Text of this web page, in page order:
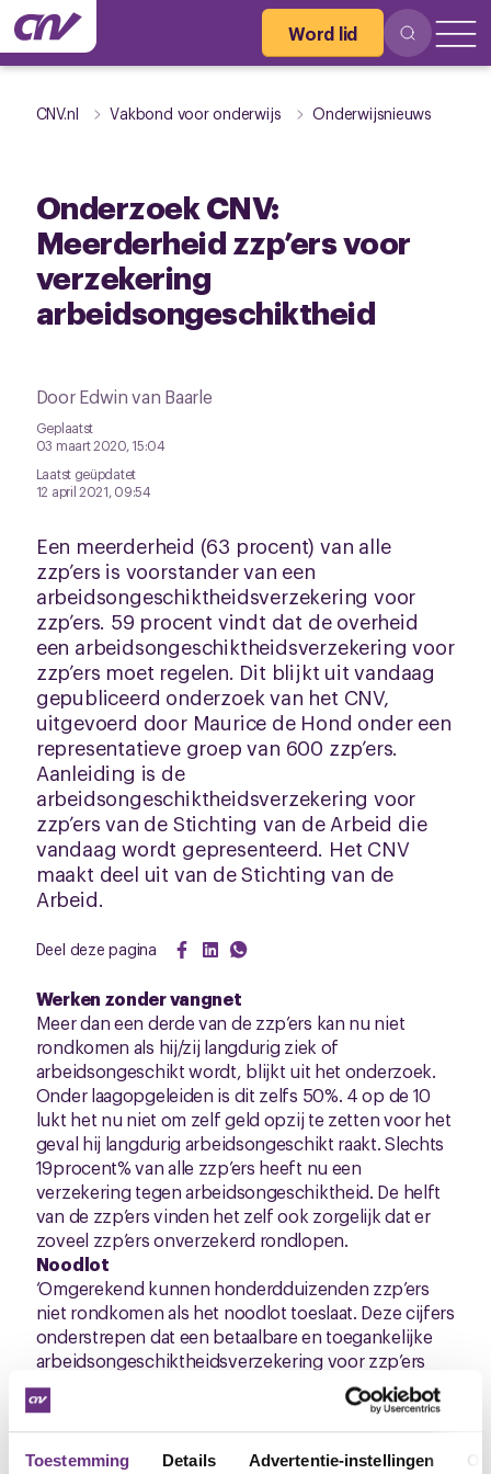
Toestemming Details Advertentie-instellingen
Word lid
CNV.nl Vakbond voor onderwijs Onderwijsnieuws
Onderzoek CNV:
Meerderheid zzp’ers voor
verzekering
arbeidsongeschiktheid
Door Edwin van Baarle
Geplaatst
03 maart 2020, 15:04
Laatst geüpdatet
12 april 2021, 09:54
Een meerderheid (63 procent) van alle
zzp’ers is voorstander van een
arbeidsongeschiktheidsverzekering voor
zzp’ers. 59 procent vindt dat de overheid
een arbeidsongeschiktheidsverzekering voor
zzp’ers moet regelen. Dit blijkt uit vandaag
gepubliceerd onderzoek van het CNV,
uitgevoerd door Maurice de Hond onder een
representatieve groep van 600 zzp’ers.
Aanleiding is de
arbeidsongeschiktheidsverzekering voor
zzp’ers van de Stichting van de Arbeid die
vandaag wordt gepresenteerd. Het CNV
maakt deel uit van de Stichting van de
Arbeid.
Deel deze pagina
Werken zonder vangnet
Meer dan een derde van de zzp’ers kan nu niet
rondkomen als hij/zij langdurig ziek of
arbeidsongeschikt wordt, blijkt uit het onderzoek.
Onder laagopgeleiden is dit zelfs 50%. 4 op de 10
lukt het nu niet om zelf geld opzij te zetten voor het
geval hij langdurig arbeidsongeschikt raakt. Slechts
19procent% van alle zzp’ers heeft nu een
verzekering tegen arbeidsongeschiktheid. De helft
van de zzp’ers vinden het zelf ook zorgelijk dat er
zoveel zzp’ers onverzekerd rondlopen.
Noodlot
‘Omgerekend kunnen honderdduizenden zzp’ers
niet rondkomen als het noodlot toeslaat. Deze cijfers
onderstrepen dat een betaalbare en toegankelijke
arbeidsongeschiktheidsverzekering voor zzp’ers
zeer noodzakelijk is,’ aldus CNV-voorzitterPiet
Fortuin..
Geen keus
Een grote groep zzp’ers kan zich niet verzekeren.